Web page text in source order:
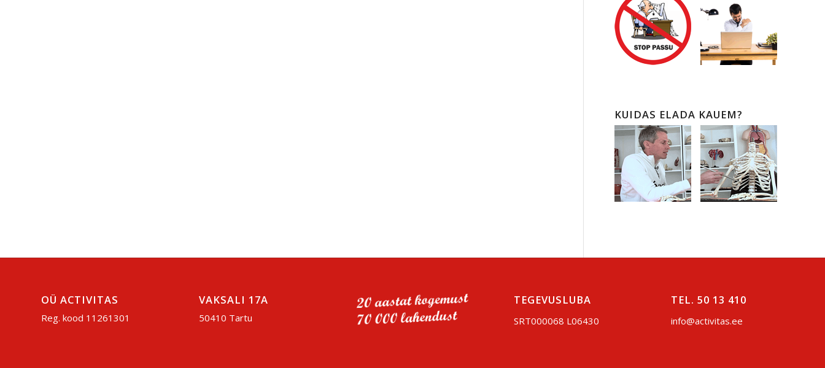
KUIDAS ELADA KAUEM?
OÜ ACTIVITAS
Reg. kood 11261301
VAKSALI 17A
50410 Tartu
TEGEVUSLUBA
SRT000068 L06430
TEL. 50 13 410
info@activitas.ee